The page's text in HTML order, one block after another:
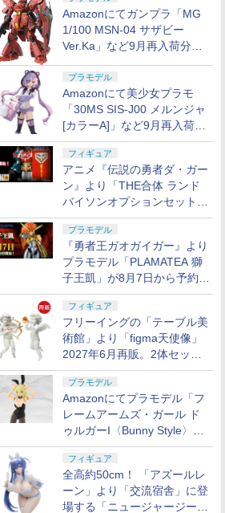
Amazonにてガンプラ「MG
1/100 MSN-04 サザビー
Ver.Ka」など9月再入荷分が
プラモデル
Amazonにて美少女プラモ
「30MS SIS-J00 メルンジャ
[カラーA]」など9月再入荷分
が販売再開！
フィギュア
アニメ『伝説の勇者ダ・ガー
ン』より「THE合体 ランド
バイソンオプションセット」
が8月7日から予約受付開始！
プラモデル
『勇者王ガオガイガー』より
プラモデル「PLAMATEA 獅
子王凱」が8月7日から予約受
付開始！
フィギュア
フリーイングの「テーブル美
術館」より「figma天使像」
2027年6月再販。2体セット
で小便小僧にも
プラモデル
Amazonにてプラモデル「フ
レームアームズ・ガール ド
ゥルガーI〈Bunny Style〉」
が予約受付再開！
フィギュア
全高約50cm！ 「アズールレ
ーン」より「交流宿舎」に登
場する「ニュージャージー」